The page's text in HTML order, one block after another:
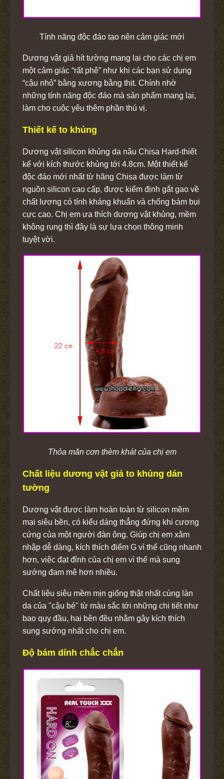
Tính năng độc đáo tạo nên cảm giác mới
Dương vật giả hít tường mang lại cho các chị em
một cảm giác “rất phê” như khi các bạn sử dụng
“cậu nhỏ” bằng xương bằng thịt. Chính nhờ
những tính năng độc đáo mà sản phẩm mang lại,
làm cho cuộc yêu thêm phần thú vị.
Thiết kế to khủng
Dương vật silicon khủng da nâu Chisa Hard-thiết
kế với kích thước khủng tới 4.8cm. Một thiết kế
độc đáo mới nhất từ hãng Chisa được làm từ
nguồn silicon cao cấp, được kiểm định gắt gao về
chất lượng có tính kháng khuẩn và chống bám bụi
cực cao. Chị em ưa thích dương vật khủng, mềm
không rung thì đây là sự lựa chọn thông minh
tuyệt vời.
Thỏa mãn cơn thèm khát của chị em
Chất liệu dương vật giả to khủng dán
tường
Dương vật được làm hoàn toàn từ silicon mềm
mại siêu bền, có kiểu dáng thẳng đứng khi cương
cứng của một người đàn ông. Giúp chị em xâm
nhập dễ dàng, kích thích điểm G vì thế cũng nhanh
hơn, việc đạt đỉnh của chị em vì thế mà sung
sướng đam mê hơn nhiều.
Chất liệu siêu mềm mịn giống thật nhất cùng làn
da của "cậu bé" từ màu sắc tới những chi tiết như
bao quy đầu, hai bên đều nhằm gây kích thích
sung sướng nhất cho chị em.
Độ bám dính chắc chắn